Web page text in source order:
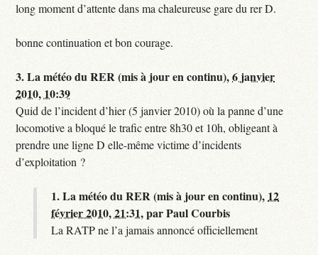
long moment d’attente dans ma chaleureuse gare du rer D.
bonne continuation et bon courage.
3.La météo du RER (mis à jour en continu),6 janvier
2010, 10:39
Quid de l’incident d’hier (5 janvier 2010) où la panne d’une
locomotive a bloqué le trafic entre 8h30 et 10h, obligeant à
prendre une ligne D elle-même victime d’incidents
d’exploitation ?
1.La météo du RER (mis à jour en continu), 12
février 2010, 21:31,parPaul Courbis
La RATP ne l’a jamais annoncé officiellement